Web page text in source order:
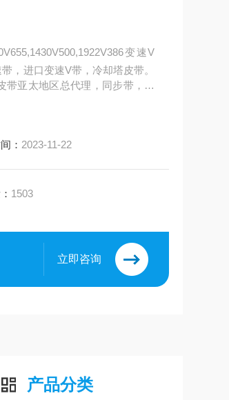
变速V
，进口变速V带，冷却塔皮带。
带亚太地区总代理，同步带，高
： 2023-11-22
1503
立即咨询
产品分类